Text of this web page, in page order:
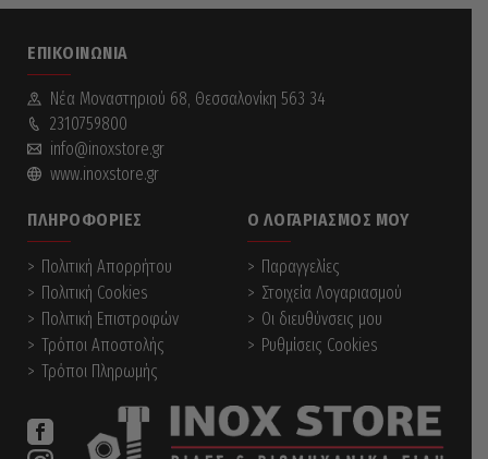
ΕΠΙΚΟΙΝΩΝΊΑ
Νέα Mοναστηριού 68, Θεσσαλονίκη 563 34
2310759800
info@inoxstore.gr
www.inoxstore.gr
ΠΛΗΡΟΦΟΡΊΕΣ
Πολιτική Απορρήτου
Πολιτική Cookies
Πολιτική Επιστροφών
Τρόποι Αποστολής
Τρόποι Πληρωμής
Ο ΛΟΓΑΡΙΑΣΜΌΣ ΜΟΥ
Παραγγελίες
Στοιχεία Λογαριασμού
Οι διευθύνσεις μου
Ρυθμίσεις Cookies